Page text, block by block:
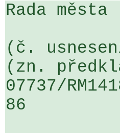
Rada města
(č.
(zn.
07737/
86